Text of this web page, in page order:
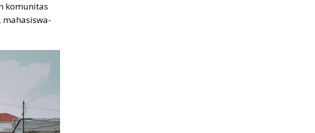
komunitas